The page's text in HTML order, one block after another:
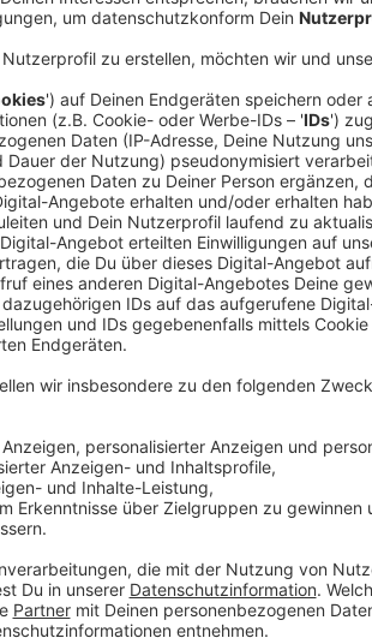
Das Gründungsteam des Gymnasiums
Nachmittag (14. April 2026) sein Konzept
Anzeige
Start im Sommer in Grafenberg
Anzeige
Das Gymnasium Heinzelmännchenweg
e. Damit kann der
werden. Die neue Schule erweitert damit
Anzeige
Neues Schulgebäude bis 2028/29
Anzeige